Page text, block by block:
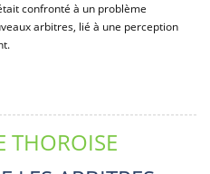
confronté à un problème
arbitres, lié à une perception
THOROISE